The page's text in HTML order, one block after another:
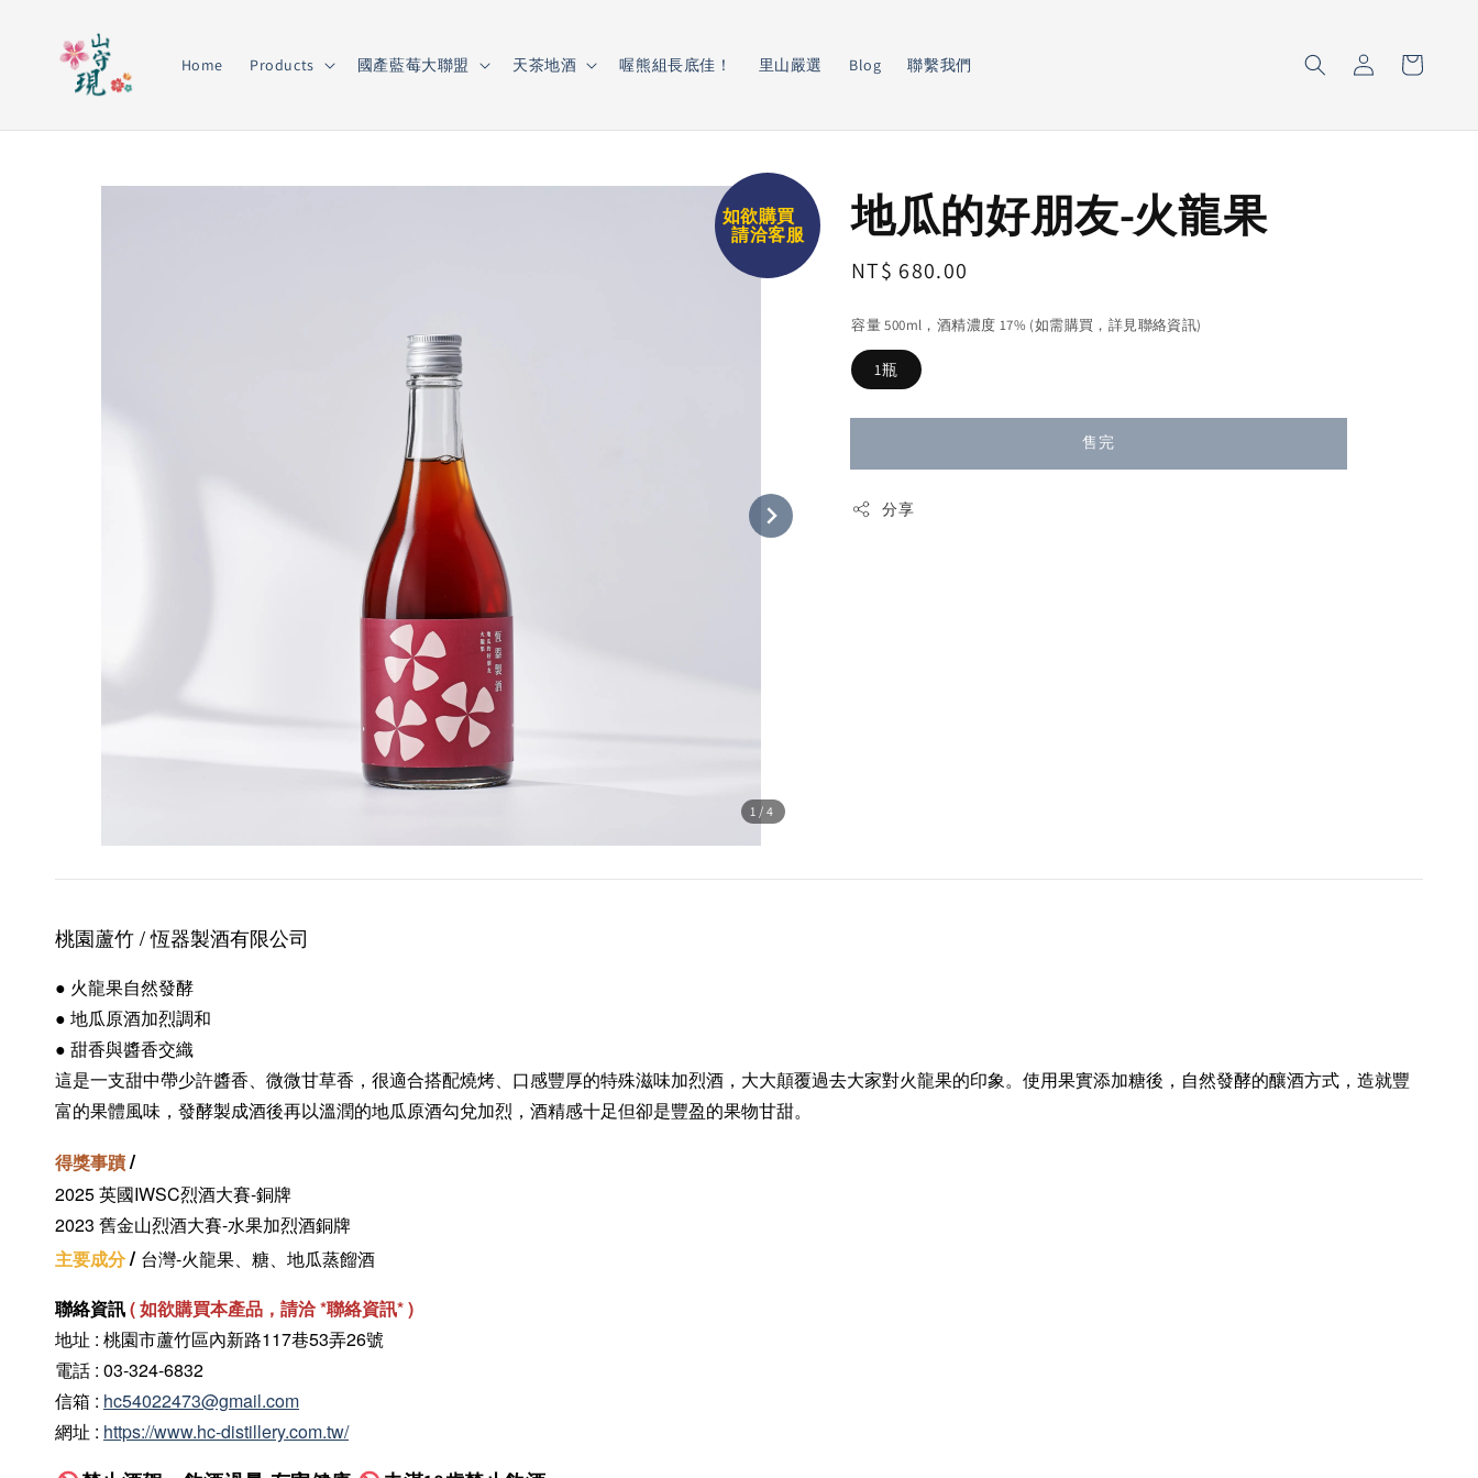
Home Products 國產藍莓大聯盟 天茶地酒 喔熊組長底佳！ 里山嚴選 Blog 聯繫我們
1 /4
如欲購買
請洽客服
地瓜的好朋友-火龍果
Regular
NT$ 680.00
容量 500ml，酒精濃度 17% (如需購買，詳見聯絡資訊)
1瓶
售完
分享
桃園蘆竹 / 恆器製酒有限公司
● 火龍果自然發酵
● 地瓜原酒加烈調和
● 甜香與醬香交織
這是一支甜中帶少許醬香、微微甘草香，很適合搭配燒烤、口感豐厚的特殊滋味加烈酒，大大顛覆過去大家對火龍果的印象。使用果實添加糖後，自然發酵的釀酒方式，造就豐
富的果體風味，發酵製成酒後再以溫潤的地瓜原酒勾兌加烈，酒精感十足但卻是豐盈的果物甘甜。
得獎事蹟/
2025 英國IWSC烈酒大賽-銅牌
2023 舊金山烈酒大賽-水果加烈酒銅牌
主要成分/ 台灣-火龍果、糖、地瓜蒸餾酒
聯絡資訊(如欲購買本產品，請洽 *聯絡資訊* )
地址 : 桃園市蘆竹區內新路117巷53弄26號
電話 : 03-324-6832
信箱 : hc54022473@gmail.com
網址 : https://www.hc-distillery.com.tw/